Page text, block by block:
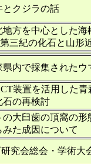
とクジラの話
地方を中心とした海
三紀の化石と山形
県内で採集されたウ
装置を活用した
石の再検討
の大臼歯の頂窩の
みた成因について
究会総会・学術大